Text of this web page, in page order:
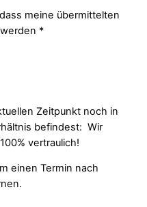
meine übermittelten
*
Zeitpunkt noch in
befindest: Wir
vertraulich!
einen Termin nach